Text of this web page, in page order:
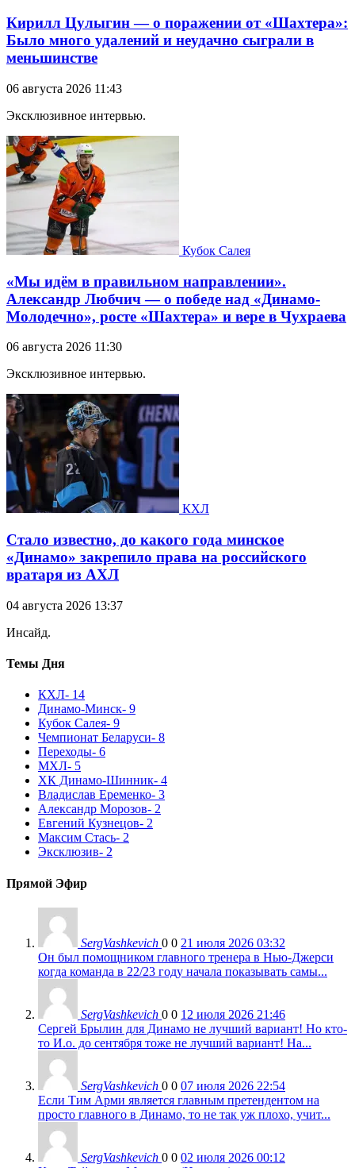
Кирилл Цулыгин — о поражении от «Шахтера»:
Было много удалений и неудачно сыграли в
меньшинстве
06 августа 2026 11:43
Эксклюзивное интервью.
Кубок Салея
«Мы идём в правильном направлении».
Александр Любчич — о победе над «Динамо-
Молодечно», росте «Шахтера» и вере в Чухраева
06 августа 2026 11:30
Эксклюзивное интервью.
КХЛ
Стало известно, до какого года минское
«Динамо» закрепило права на российского
вратаря из АХЛ
04 августа 2026 13:37
Инсайд.
Темы Дня
КХЛ- 14
Динамо-Минск- 9
Кубок Салея- 9
Чемпионат Беларуси- 8
Переходы- 6
МХЛ- 5
ХК Динамо-Шинник- 4
Владислав Еременко- 3
Александр Морозов- 2
Евгений Кузнецов- 2
Максим Стась- 2
Эксклюзив- 2
Прямой Эфир
SergVashkevich 0 0 21 июля 2026 03:32
Он был помощником главного тренера в Нью-Джерси
когда команда в 22/23 году начала показывать самы...
SergVashkevich 0 0 12 июля 2026 21:46
Сергей Брылин для Динамо не лучший вариант! Но кто-
то И.о. до сентября тоже не лучший вариант! На...
SergVashkevich 0 0 07 июля 2026 22:54
Если Тим Арми является главным претендентом на
просто главного в Динамо, то не так уж плохо, учит...
SergVashkevich 0 0 02 июля 2026 00:12